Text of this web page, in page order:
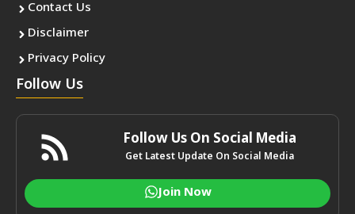
Contact Us
Disclaimer
Privacy Policy
Follow Us
Follow Us On Social Media
Get Latest Update On Social Media
Join Now